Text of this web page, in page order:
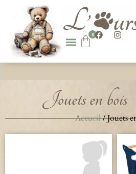
0
Jouets en bois
Accueil/ Jouets